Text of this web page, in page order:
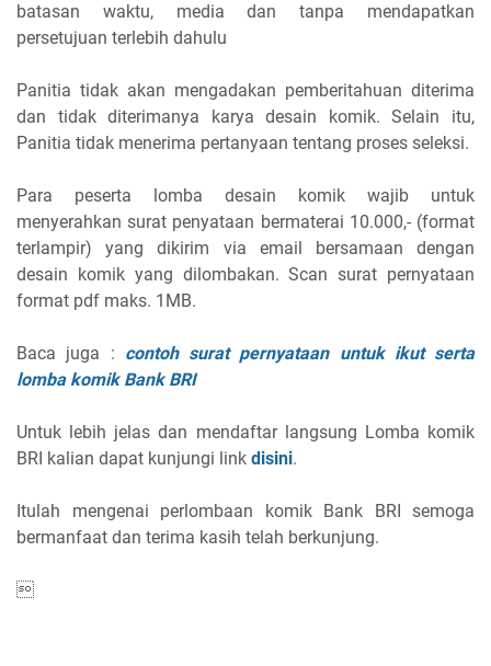
batasan waktu, media dan tanpa mendapatkan
persetujuan terlebih dahulu
Panitia tidak akan mengadakan pemberitahuan diterima
dan tidak diterimanya karya desain komik. Selain itu,
Panitia tidak menerima pertanyaan tentang proses seleksi.
Para peserta lomba desain komik wajib untuk
menyerahkan surat penyataan bermaterai 10.000,- (format
terlampir) yang dikirim via email bersamaan dengan
desain komik yang dilombakan. Scan surat pernyataan
format pdf maks. 1MB.
Baca juga : contoh surat pernyataan untuk ikut serta
lomba komik Bank BRI
Untuk lebih jelas dan mendaftar langsung Lomba komik
BRI kalian dapat kunjungi link disini.
Itulah mengenai perlombaan komik Bank BRI semoga
bermanfaat dan terima kasih telah berkunjung.
